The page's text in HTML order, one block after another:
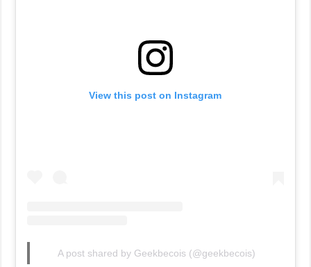
View this post on Instagram
A post shared by Geekbecois (@geekbecois)